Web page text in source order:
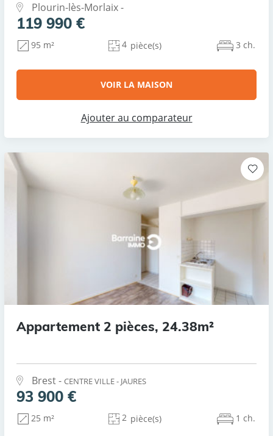
Plourin-lès-Morlaix -
119 990 €
95 m² 4 pièce(s) 3 ch.
VOIR LA MAISON
Ajouter au comparateur
Appartement 2 pièces, 24.38m²
Brest - CENTRE VILLE - JAURES
93 900 €
25 m² 2 pièce(s) 1 ch.